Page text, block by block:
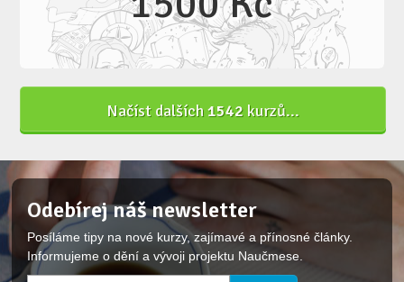
Načíst dalších1542kurzů...
Posíláme tipy na nové kurzy, zajímavé a přínosné články.
Informujeme o dění a vývoji projektu Naučmese.